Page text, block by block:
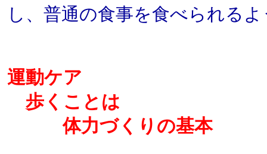
し、普通の食事を食べられる
運動ケア
歩くことは
体力づくりの基本